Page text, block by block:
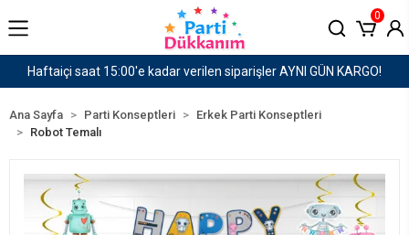
KARGO! 1500 TL ve Üzeri Kargo Ücretsiz!
0
Ana Sayfa Parti Konseptleri
Erkek Parti Konseptleri
Robot Temalı